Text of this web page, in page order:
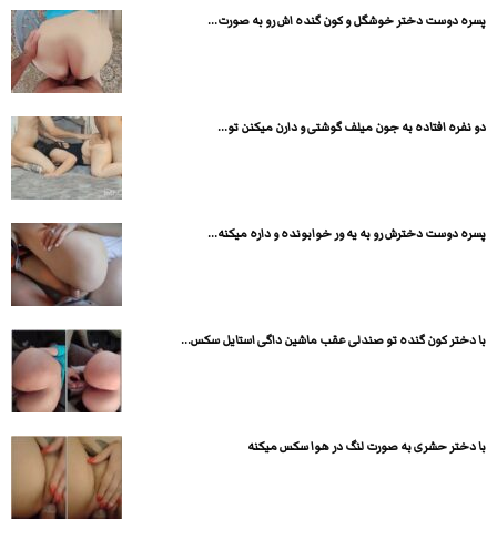
پسره دوست دختر خوشگل و کون گنده اش رو به صورت...
دو نفره افتاده به جون میلف گوشتی و دارن میکنن تو...
پسره دوست دخترش رو به یه ور خوابونده و داره میکنه...
با دختر کون گنده تو صندلی عقب ماشین داگی استایل سکس...
با دختر حشری به صورت لنگ در هوا سکس میکنه